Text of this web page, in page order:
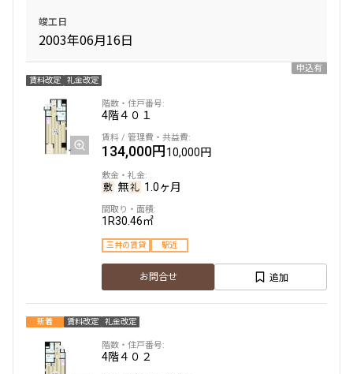
竣工日
2003年06月16日
賃料改定 礼金改定
申込有
4階４０１
134,000円10,000円
無 1.0ヶ月
1R30.46㎡
三井の賃貸 駅近
お問合せ 追加
新着 賃料改定 礼金改定
4階４０２